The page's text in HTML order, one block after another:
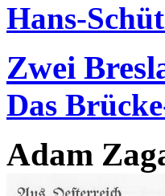
Hans-
Zwei
Das
Adam